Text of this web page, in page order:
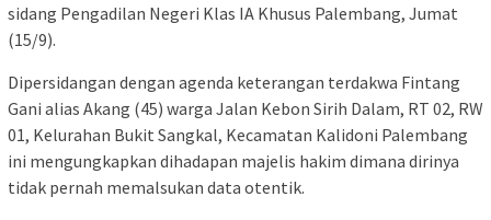
sidang Pengadilan Negeri Klas IA Khusus Palembang, Jumat
(15/9).
Dipersidangan dengan agenda keterangan terdakwa ‎Fintang
Gani alias Akang (45) warga Jalan Kebon Sirih Dalam, RT 02, RW
01, Kelurahan Bukit Sangkal, Kecamatan Kalidoni Palembang
ini mengungkapkan dihadapan majelis hakim dimana dirinya
tidak pernah memalsukan data otentik.